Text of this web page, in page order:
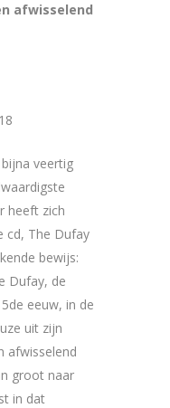
afwisselend
veertig
heeft zich
cd, The Dufay
bewijs:
Dufay, de
eeuw, in de
uit zijn
afwisselend
groot naar
in dat